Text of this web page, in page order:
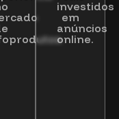
investidos
em
anúncios
online.